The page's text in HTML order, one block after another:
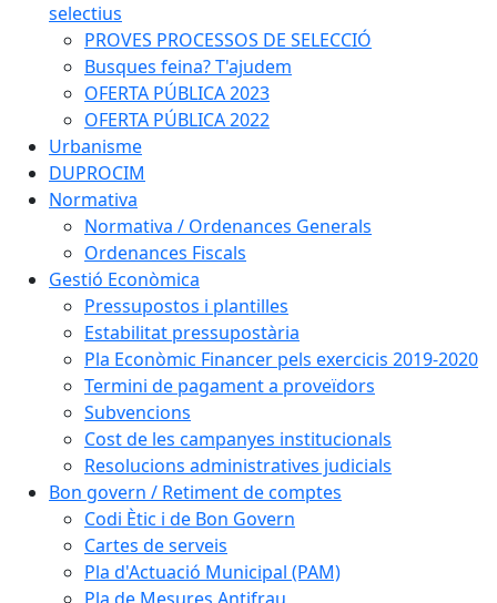
selectius
PROVES PROCESSOS DE SELECCIÓ
Busques feina? T'ajudem
OFERTA PÚBLICA 2023
OFERTA PÚBLICA 2022
Urbanisme
DUPROCIM
Normativa
Normativa / Ordenances Generals
Ordenances Fiscals
Gestió Econòmica
Pressupostos i plantilles
Estabilitat pressupostària
Pla Econòmic Financer pels exercicis 2019-2020
Termini de pagament a proveïdors
Subvencions
Cost de les campanyes institucionals
Resolucions administratives judicials
Bon govern / Retiment de comptes
Codi Ètic i de Bon Govern
Cartes de serveis
Pla d'Actuació Municipal (PAM)